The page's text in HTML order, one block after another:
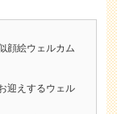
顔絵ウェルカム
迎えするウェル